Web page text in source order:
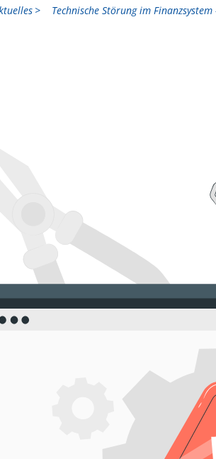
Technische Störung im